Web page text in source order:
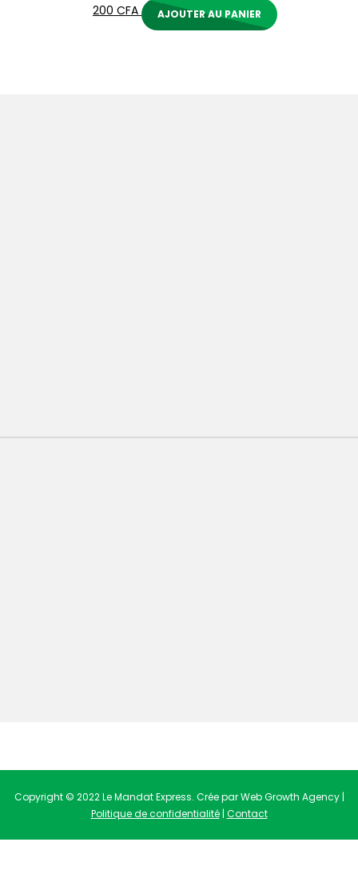
200 CFA AJOUTER AU PANIER
Copyright © 2022 Le Mandat Express. Crée par Web Growth Agency |
Politique de confidentialité| Contact